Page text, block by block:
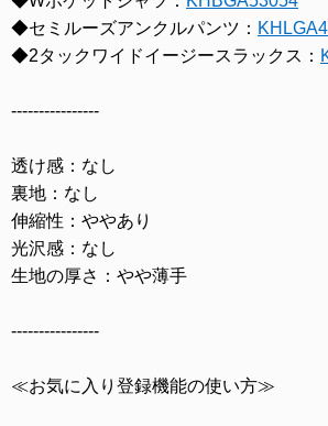
◆セミルーズアンクルパンツ：
◆2タックワイドイージースラックス：
----------------
透け感：なし
裏地：なし
伸縮性：ややあり
光沢感：なし
生地の厚さ：やや薄手
----------------
≪お気に入り登録機能の使い方≫